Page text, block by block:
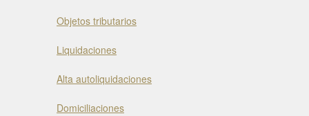
Objetos tributarios
Liquidaciones
Alta autoliquidaciones
Domiciliaciones